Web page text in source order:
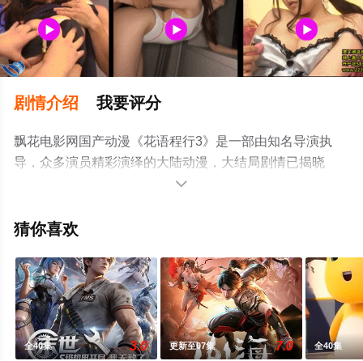
剧情介绍 我要评分
飘花电影网国产动漫《花语程行3》是一部由知名导演执
导，众多演员精彩演绎的大陆动漫，大结局剧情已揭晓
（全12集），手机免费观看高清未删减完整版动漫全集就
剧情网等平台了解。

猜你喜欢
全40集 3.0 更新至07集 7.0 全40集